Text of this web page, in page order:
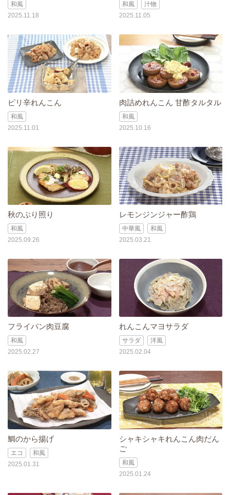
和風
2025.11.18
和風
汁物
2025.11.05
ピリ辛れんこん
和風
2025.11.01
肉詰めれんこん 甘酢タルタル
和風
2025.10.16
秋のぶり照り
和風
2025.09.26
レモンジンジャー酢鶏
中華風
和風
2025.03.21
フライパン肉豆腐
和風
2025.02.27
れんこんマヨサラダ
サラダ
洋風
2025.02.04
鯛のから揚げ
エコ
和風
2025.01.31
シャキシャキれんこん肉だん
ご
和風
2025.01.24